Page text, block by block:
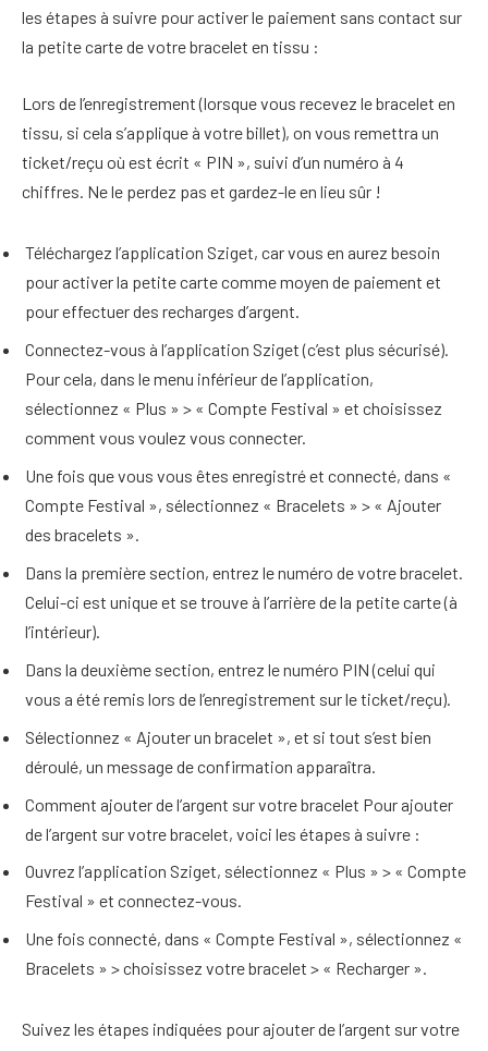
les étapes à suivre pour activer le paiement sans contact sur
la petite carte de votre bracelet en tissu :
Lors de l’enregistrement (lorsque vous recevez le bracelet en
tissu, si cela s’applique à votre billet), on vous remettra un
ticket/reçu où est écrit « PIN », suivi d’un numéro à 4
chiffres. Ne le perdez pas et gardez-le en lieu sûr !
Téléchargez l’application Sziget, car vous en aurez besoin
pour activer la petite carte comme moyen de paiement et
pour effectuer des recharges d’argent.
Connectez-vous à l’application Sziget (c’est plus sécurisé).
Pour cela, dans le menu inférieur de l’application,
sélectionnez « Plus » > « Compte Festival » et choisissez
comment vous voulez vous connecter.
Une fois que vous vous êtes enregistré et connecté, dans «
Compte Festival », sélectionnez « Bracelets » > « Ajouter
des bracelets ».
Dans la première section, entrez le numéro de votre bracelet.
Celui-ci est unique et se trouve à l’arrière de la petite carte (à
l’intérieur).
Dans la deuxième section, entrez le numéro PIN (celui qui
vous a été remis lors de l’enregistrement sur le ticket/reçu).
Sélectionnez « Ajouter un bracelet », et si tout s’est bien
déroulé, un message de confirmation apparaîtra.
Comment ajouter de l’argent sur votre bracelet Pour ajouter
de l’argent sur votre bracelet, voici les étapes à suivre :
Ouvrez l’application Sziget, sélectionnez « Plus » > « Compte
Festival » et connectez-vous.
Une fois connecté, dans « Compte Festival », sélectionnez «
Bracelets » > choisissez votre bracelet > « Recharger ».
Suivez les étapes indiquées pour ajouter de l’argent sur votre